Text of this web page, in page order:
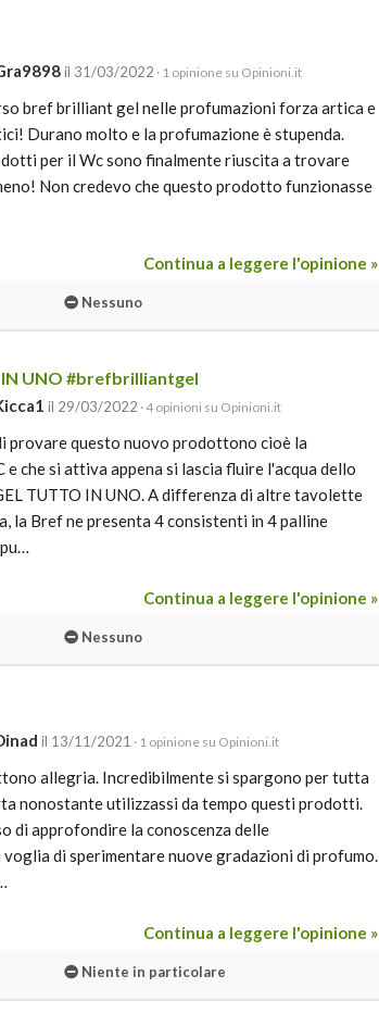
il 31/03/2022 · 1 opinione su Opinioni.it
bref brilliant gel nelle profumazioni forza artica e
Durano molto e la profumazione è stupenda.
per il Wc sono finalmente riuscita a trovare
Non credevo che questo prodotto funzionasse
Continua a leggere l'opinione »
Nessuno
IN UNO #brefbrilliantgel
il 29/03/2022 · 4 opinioni su Opinioni.it
provare questo nuovo prodottono cioè la
che si attiva appena si lascia fluire l'acqua dello
TUTTO IN UNO. A differenza di altre tavolette
la Bref ne presenta 4 consistenti in 4 palline
Continua a leggere l'opinione »
Nessuno
il 13/11/2021 · 1 opinione su Opinioni.it
allegria. Incredibilmente si spargono per tutta
nonostante utilizzassi da tempo questi prodotti.
di approfondire la conoscenza delle
di sperimentare nuove gradazioni di profumo.
Continua a leggere l'opinione »
Niente in particolare